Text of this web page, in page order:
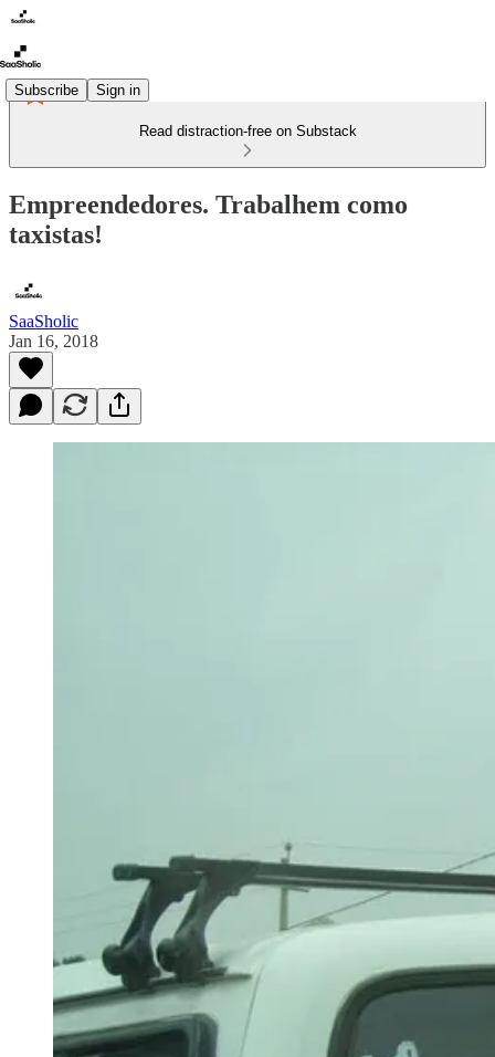
Subscribe Sign in
Read distraction-free on Substack
Empreendedores. Trabalhem como
taxistas!
SaaSholic
Jan 16, 2018